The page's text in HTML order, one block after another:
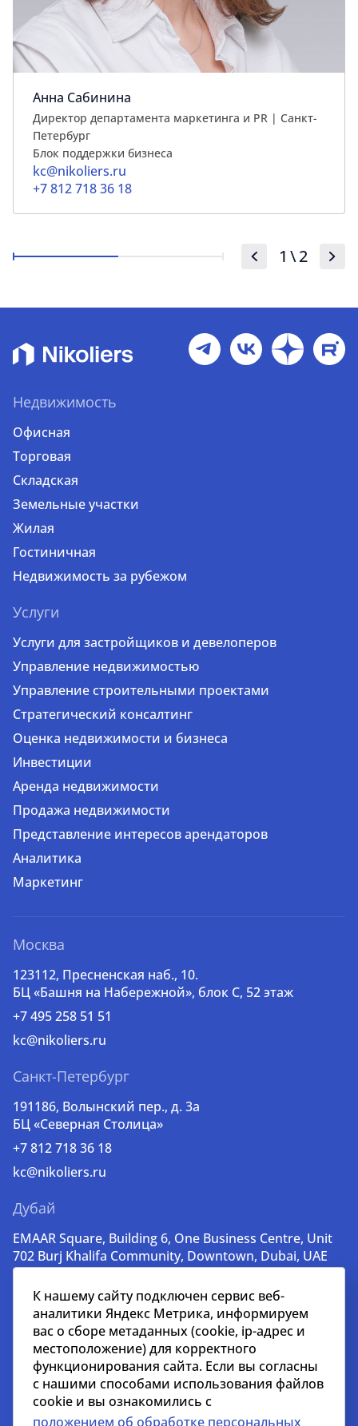
Анна Сабинина
Директор департамента маркетинга и PR | Cанкт-
Петербург
Блок поддержки бизнеса
kc@nikoliers.ru
+7 812 718 36 18
1 \2
Недвижимость
Офисная
Торговая
Складская
Земельные участки
Жилая
Гостиничная
Недвижимость за рубежом
Услуги
Услуги для застройщиков и девелоперов
Управление недвижимостью
Управление строительными проектами
Стратегический консалтинг
Оценка недвижимости и бизнеса
Инвестиции
Аренда недвижимости
Продажа недвижимости
Представление интересов арендаторов
Аналитика
Маркетинг
Москва
123112, Пресненская наб., 10.
БЦ «Башня на Набережной», блок С, 52 этаж
+7 495 258 51 51
kc@nikoliers.ru
Санкт-Петербург
191186, Волынский пер., д. 3a
БЦ «Северная Столица»
+7 812 718 36 18
kc@nikoliers.ru
Дубай
EMAAR Square, Building 6, One Business Centre, Unit
702 Burj Khalifa Community, Downtown, Dubai, UAE
lead@nikoliers-global.com
© nikoliers.ru 1994 - 2026
Все права защищены
Информация, представленная на странице, носит
информативный характер и не является
К нашему сайту подключен сервис веб-
аналитики Яндекс Метрика, информируем
вас о сборе метаданных (cookie, ip-адрес и
местоположение) для корректного
функционирования сайта. Если вы согласны
с нашими способами использования файлов
cookie и вы ознакомились с
положением об обработке персональных